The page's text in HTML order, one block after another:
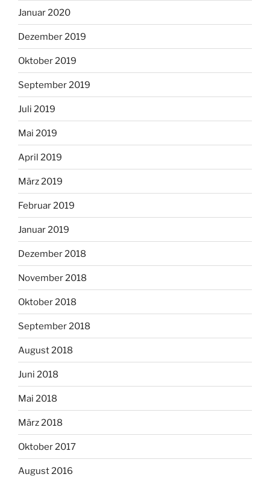
Januar 2020
Dezember 2019
Oktober 2019
September 2019
Juli 2019
Mai 2019
April 2019
März 2019
Februar 2019
Januar 2019
Dezember 2018
November 2018
Oktober 2018
September 2018
August 2018
Juni 2018
Mai 2018
März 2018
Oktober 2017
August 2016